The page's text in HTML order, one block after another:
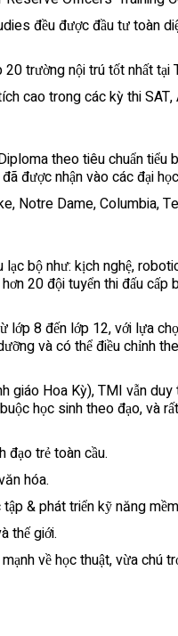
đều được đầu tư toàn
trường nội trú tốt nhất tại
cao trong các kỳ thi
theo tiêu chuẩn
được nhận vào các đại
Notre Dame, Columbia,
bộ như: kịch nghệ,
20 đội tuyển thi đấu cấp
lớp 8 đến lớp 12, với lựa
và có thể điều chỉnh
giáo Hoa Kỳ), TMI vẫn
học sinh theo đạo, và
đạo trẻ toàn cầu.
hóa.
& phát triển kỹ năng
thế giới.
về học thuật, vừa